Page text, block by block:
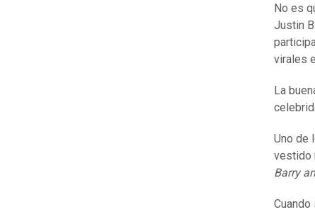
No es
Justin
virales
La
Uno de
vestido
Barry
Cuando